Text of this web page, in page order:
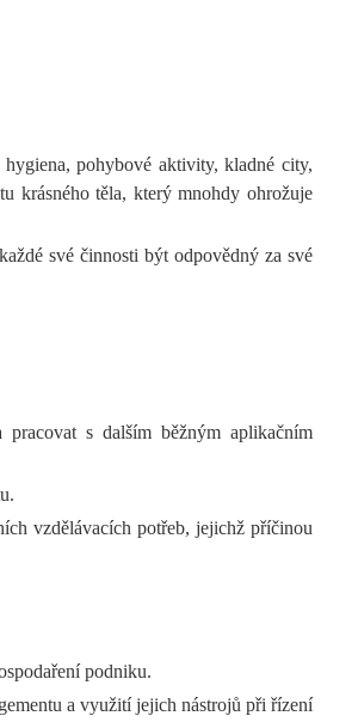
pohybové aktivity, kladné city,
krásného těla, který mnohdy ohrožuje
své činnosti být odpovědný za své
s dalším běžným aplikačním
vzdělávacích potřeb, jejichž příčinou
podniku.
a využití jejich nástrojů při řízení